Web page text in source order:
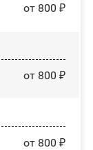
от 800 ₽
от 800 ₽
от 800 ₽